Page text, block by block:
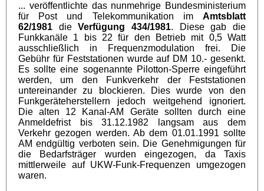
... veröffentlichte das nunmehrige Bundesministerium
für Post und Telekommunikation im Amtsblatt
62/1981 dieVerfügung 434/1981. Diese gab die
Funkkanäle 1 bis 22 für den Betrieb mit 0,5 Watt
ausschließlich in Frequenzmodulation frei. Die
Gebühr für Feststationen wurde auf DM 10.- gesenkt.
Es sollte eine sogenannte Pilotton-Sperre eingeführt
werden, um den Funkverkehr der Feststationen
untereinander zu blockieren. Dies wurde von den
Funkgeräteherstellern jedoch weitgehend ignoriert.
Die alten 12 Kanal-AM Geräte sollten durch eine
Anmeldefrist bis 31.12.1982 langsam aus dem
Verkehr gezogen werden. Ab dem 01.01.1991 sollte
AM endgültig verboten sein. Die Genehmigungen für
die Bedarfsträger wurden eingezogen, da Taxis
mittlerweile auf UKW-Funk-Frequenzen umgezogen
waren.